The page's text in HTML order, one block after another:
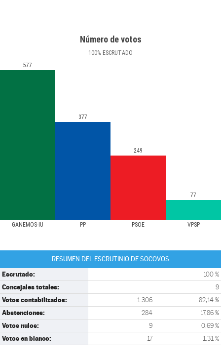
Número de votos
100% ESCRUTADO
GANEMOS-IU PP PSOE VPSP
577
377
249
77
RESUMEN DEL ESCRUTINIO DE SOCOVOS
Escrutado: 100 %
Concejales totales: 9
Votos contabilizados: 1.306 82,14 %
Abstenciones: 284 17,86 %
Votos nulos: 9 0,69 %
Votos en blanco: 17 1,31 %